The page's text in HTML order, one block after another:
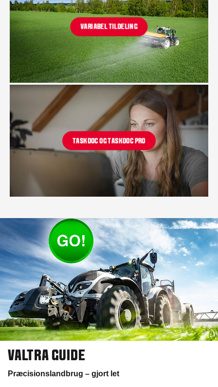
VARIABEL TILDELING
TASKDOC OG TASKDOC PRO
VALTRA GUIDE
Præcisionslandbrug – gjort let